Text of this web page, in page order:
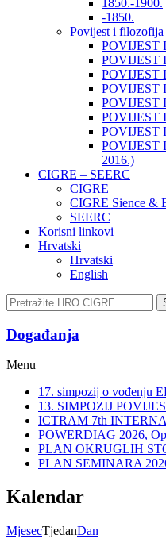
1850.-1900.
-1850.
Povijest i filozofija
POVIJEST
POVIJEST
POVIJEST
POVIJEST
POVIJEST
POVIJEST
POVIJEST
POVIJEST
2016.)
CIGRE – SEERC
CIGRE
CIGRE Sience &
SEERC
Korisni linkovi
Hrvatski
Hrvatski
English
Događanja​
Menu
17. simpozij o vođenju
13. SIMPOZIJ
ICTRAM 7th
POWERDIAG 2026,
PLAN OKRUGLIH
PLAN SEMINARA
Kalendar
MjesecTjedanDan